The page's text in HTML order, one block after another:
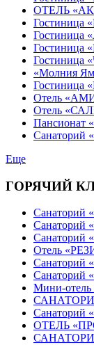
ОТЕЛЬ
Гостиница
Гостиница
Гостиница
Гостиница
«Молния
Гостиница
Отель
Отель
Пансионат
Санаторий
Еще
ГОРЯЧИЙ
Санаторий
Санаторий
Санаторий
Отель
Санаторий
Санаторий
Мини-
Санаторий
ОТЕЛЬ